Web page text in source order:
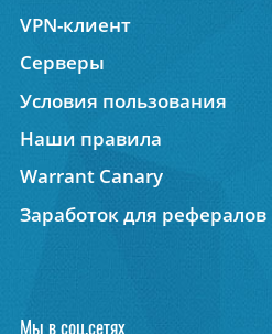
VPN-клиент
Серверы
Условия пользования
Наши правила
Warrant Canary
Заработок для рефералов
Мы в соц.сетях